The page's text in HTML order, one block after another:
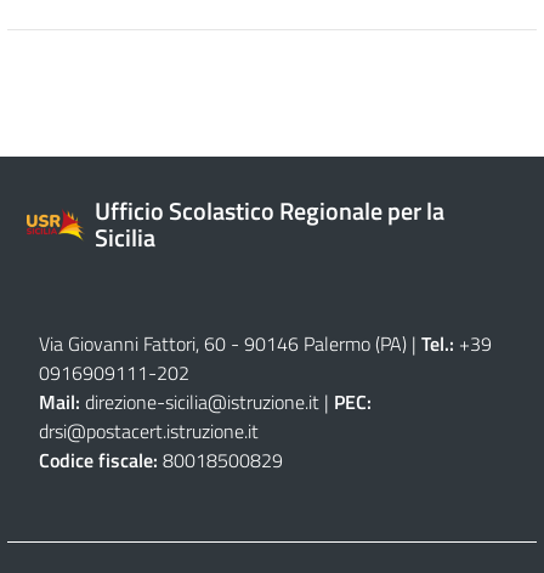
Ufficio Scolastico Regionale per la
Sicilia
Via Giovanni Fattori, 60 - 90146 Palermo (PA) | Tel.: +39
0916909111-202
Mail: direzione-sicilia@istruzione.it | PEC:
drsi@postacert.istruzione.it
Codice fiscale: 80018500829